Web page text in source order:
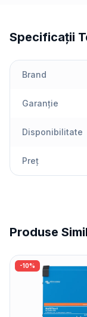
Specificații
Brand
Garanție
Disponibilitate
Preț
Produse
-10%